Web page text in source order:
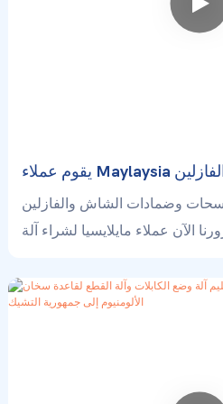
يقوم عملاء Maylaysia بزيارة لشراء آلة شاش الفازلين
الكيتوزان الهيموستاتيك من Kaolin مع اللحام بالأشعة
وضمادات الشاش والفازلين
الآن عملاء مايلايسيا لشراء آلة
خلاطًا واحدًا للسوائل الطبية